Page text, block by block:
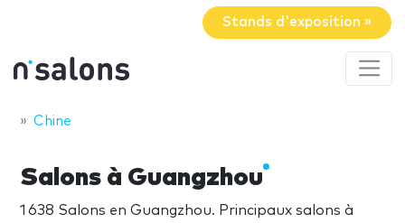
Stands d'exposition »
Chine
Salons à Guangzhou
1 638 Salons en Guangzhou. Principaux salons à